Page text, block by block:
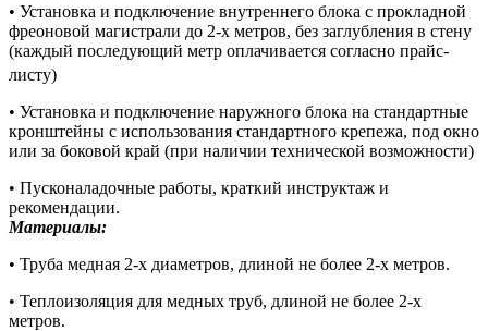
• Установка и подключение внутреннего блока с прокладной
фреоновой магистрали до 2-х метров, без заглубления в стену
(каждый последующий метр оплачивается согласно прайс-
листу)
• Установка и подключение наружного блока на стандартные
кронштейны с использования стандартного крепежа, под окно
или за боковой край (при наличии технической возможности)
• Пусконаладочные работы, краткий инструктаж и
рекомендации.
Материалы:
• Труба медная 2-х диаметров, длиной не более 2-х метров.
• Теплоизоляция для медных труб, длиной не более 2-х
метров.